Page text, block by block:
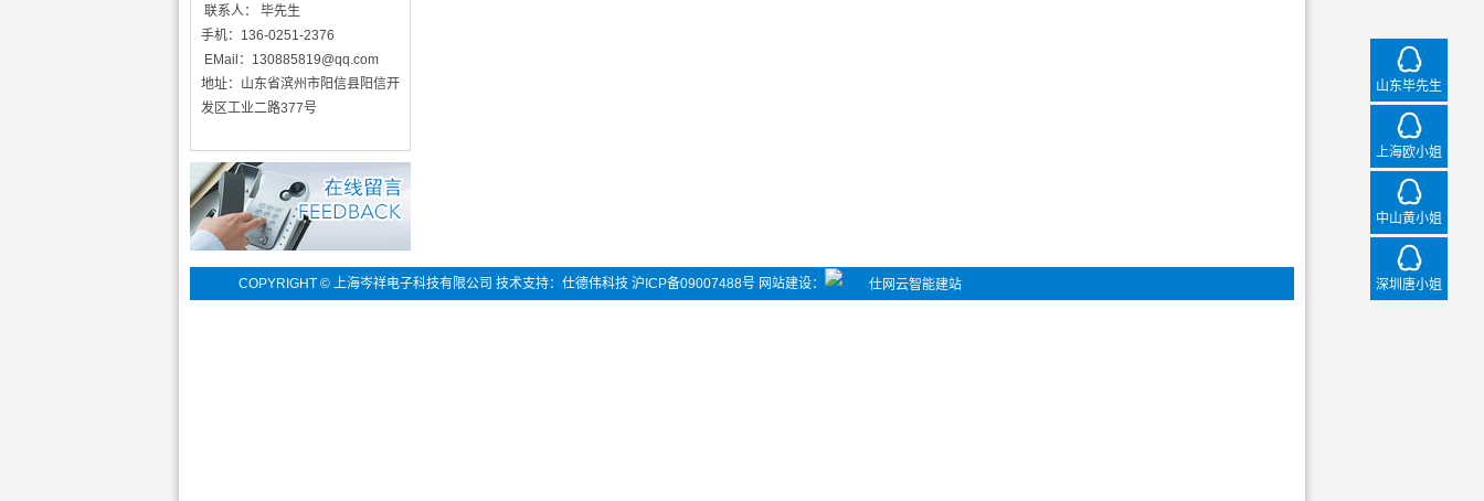
联系人： 毕先生
手机：136-0251-2376
EMail： 130885819@qq.com
地址：山东省滨州市阳信县阳信开
发区工业二路377号
COPYRIGHT © 上海岑祥电子科技有限公司 技术支持： 仕德伟科技 沪ICP备09007488号 网站建设：
山东毕先生
上海欧小姐
中山黄小姐
深圳唐小姐